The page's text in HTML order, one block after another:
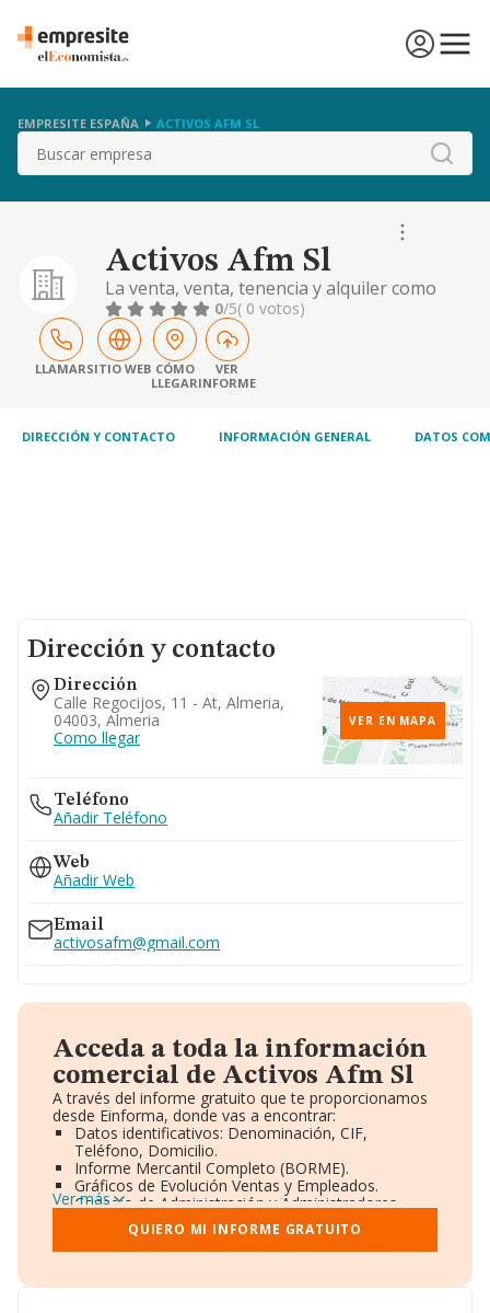
EMPRESITE ESPAÑA ACTIVOS AFM SL
Buscar
Activos Afm Sl
La venta, venta, tenencia y alquiler como
arrendador y arrendatario de bienes
muebles e inmuebles, estos ultimos tanto de
naturaleza urbana como rustica. la
promocion, construccion y venta de
viviendas, locales de negoci
0/5( 0 votos)
LLAMARSITIO WEB CÓMO
LLEGAR
VER
INFORME
DIRECCIÓN Y CONTACTO INFORMACIÓN GENERAL DATOS
Dirección y contacto
Dirección
Calle Regocijos, 11 - At, Almeria,
04003, Almeria
Como llegar
VER EN MAPA
Teléfono
Añadir Teléfono
Web
Añadir Web
Email
activosafm@gmail.com
Acceda a toda la información
comercial de Activos Afm Sl
A través del informe gratuito que te proporcionamos
desde Einforma, donde vas a encontrar:
Datos identificativos: Denominación, CIF,
Teléfono, Domicilio.
Informe Mercantil Completo (BORME).
Gráficos de Evolución Ventas y Empleados.
Consejo de Administración y Administradores.
Directivos y Ejecutivos.
Accionistas.
Participaciones y Vinculaciones en otras empresas.
Información oficial y registral complementaria.
Ver más
QUIERO MI INFORME GRATUITO